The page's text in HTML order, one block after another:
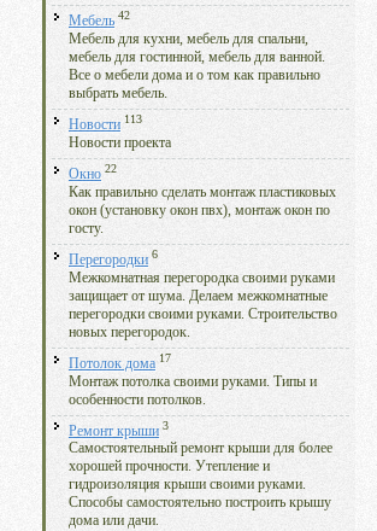
Мебель 42
Мебель для кухни, мебель для спальни,
мебель для гостинной, мебель для ванной.
Все о мебели дома и о том как правильно
выбрать мебель.
Новости 113
Новости проекта
Окно 22
Как правильно сделать монтаж пластиковых
окон (установку окон пвх), монтаж окон по
госту.
Перегородки 6
Межкомнатная перегородка своими руками
защищает от шума. Делаем межкомнатные
перегородки своими руками. Строительство
новых перегородок.
Потолок дома 17
Монтаж потолка своими руками. Типы и
особенности потолков.
Ремонт крыши 3
Самостоятельный ремонт крыши для более
хорошей прочности. Утепление и
гидроизоляция крыши своими руками.
Способы самостоятельно построить крышу
дома или дачи.